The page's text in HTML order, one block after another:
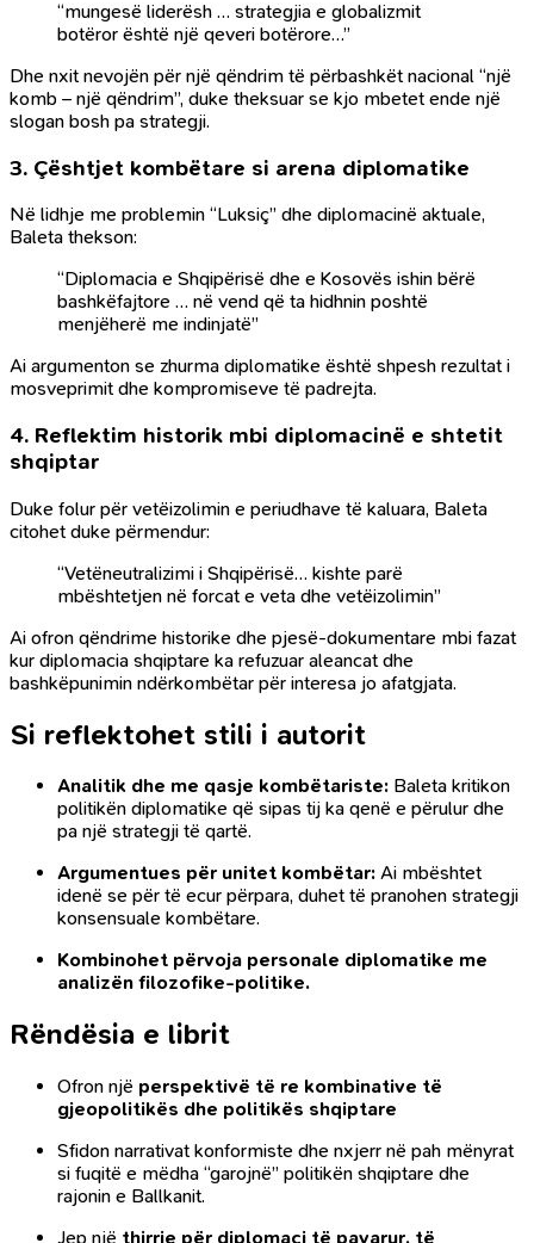
“mungesë liderësh … strategjia e globalizmit
botëror është një qeveri botërore…”
Dhe nxit nevojën për një qëndrim të përbashkët nacional “një
komb – një qëndrim”, duke theksuar se kjo mbetet ende një
slogan bosh pa strategji.
3. Çështjet kombëtare si arena diplomatike
Në lidhje me problemin “Luksiç” dhe diplomacinë aktuale,
Baleta thekson:
“Diplomacia e Shqipërisë dhe e Kosovës ishin bërë
bashkëfajtore … në vend që ta hidhnin poshtë
menjëherë me indinjatë”
Ai argumenton se zhurma diplomatike është shpesh rezultat i
mosveprimit dhe kompromiseve të padrejta.
4. Reflektim historik mbi diplomacinë e shtetit
shqiptar
Duke folur për vetëizolimin e periudhave të kaluara, Baleta
citohet duke përmendur:
“Vetëneutralizimi i Shqipërisë… kishte parë
mbështetjen në forcat e veta dhe vetëizolimin”
Ai ofron qëndrime historike dhe pjesë-dokumentare mbi fazat
kur diplomacia shqiptare ka refuzuar aleancat dhe
bashkëpunimin ndërkombëtar për interesa jo afatgjata.
Si reflektohet stili i autorit
Analitik dhe me qasje kombëtariste: Baleta kritikon
politikën diplomatike që sipas tij ka qenë e përulur dhe
pa një strategji të qartë.
Argumentues për unitet kombëtar: Ai mbështet
idenë se për të ecur përpara, duhet të pranohen strategji
konsensuale kombëtare.
Kombinohet përvoja personale diplomatike me
analizën filozofike-politike.
Rëndësia e librit
Ofron një perspektivë të re kombinative të
gjeopolitikës dhe politikës shqiptare
Sfidon narrativat konformiste dhe nxjerr në pah mënyrat
si fuqitë e mëdha “garojnë” politikën shqiptare dhe
rajonin e Ballkanit.
Jep një thirrje për diplomaci të pavarur, të